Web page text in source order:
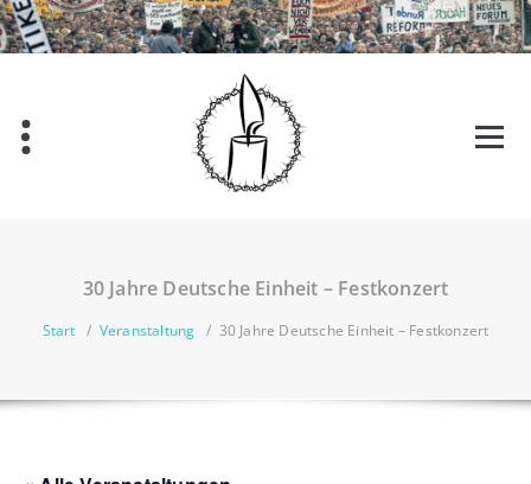
Zum
Inhalt
springen
30 Jahre Deutsche Einheit – Festkonzert
Start / Veranstaltung / 30 Jahre Deutsche Einheit – Festkonzert